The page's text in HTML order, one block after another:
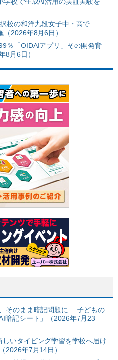
校の和洋九段女子中・高で
（2026年8月6日）
％「OIDAIアプリ」その開発背
8月6日）
そのまま暗記問題に ─ 子どもの
暗記シート」（2026年7月23
しいタイピング学習を学校へ届け
2026年7月14日）